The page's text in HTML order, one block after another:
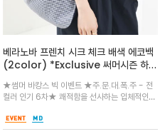
베라노바 프렌치 시크 체크 배색 에코백
(2color) *Exclusive 써머시즌 하이
라이트 기획 아이템 "단순한 에코백을 넘
어, 당신의 일상에 감각적인 무드를 더합
니다. 감각적인 투톤 배색을 주어 심플하
게 멋스럽고 하나만 들어도 룩이 산뜻해
지는 체크 에코백"
★썸머 바캉스 빅 이벤트 ★주.문.대.폭.주 - 전
컬러 인기 6차★ 쾌적함을 선사하는 입체적인
가벼운 착용감, 은은한 자수 로고까지 더해 데일
리 ~ 여행~일상에서 모두 추천드려요